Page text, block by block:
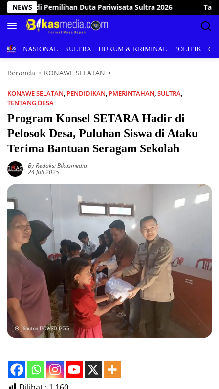
Langsung
ke
konten
NEWS Tanggap Bencana, Wakil Bupati Konawe Selatan
BERITANASIONAL SULTRA HUKUM & KRIMINAL POLITIK
Beranda KONAWE SELATAN
KONAWE SELATAN, PENDIDIKAN, PMERINTAHAN,SULTRA,
TENTANG DESA
Program Konsel SETARA Hadir di
Pelosok Desa, Puluhan Siswa di Ataku
Terima Bantuan Seragam Sekolah
By Redaksi Bikasmedia
24 Juli 2025
Dilihat : 1,160